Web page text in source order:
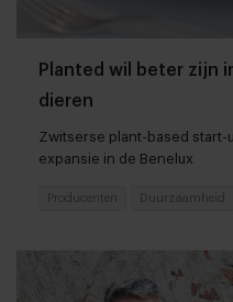
Planted wil beter zijn
dieren
Zwitserse plant-based start-
expansie in de Benelux
Producenten Duurzaamheid